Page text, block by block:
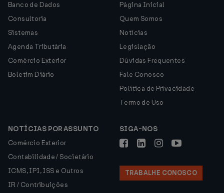
Banco de Dados
Consultoria
Sistemas
Agenda Tributária
Comércio Exterior
Boletim Diário
Página Inicial
Quem Somos
Notícias
Legislação
Dúvidas Frequentes
Fale Conosco
Política de Privacidade
Termo de Uso
NOTÍCIAS POR ASSUNTO
Comércio Exterior
Contabilidade / Societário
ICMS, IPI, ISS e Outros
IR / Contribuições
SIGA-NOS
TRABALHE CONOSCO